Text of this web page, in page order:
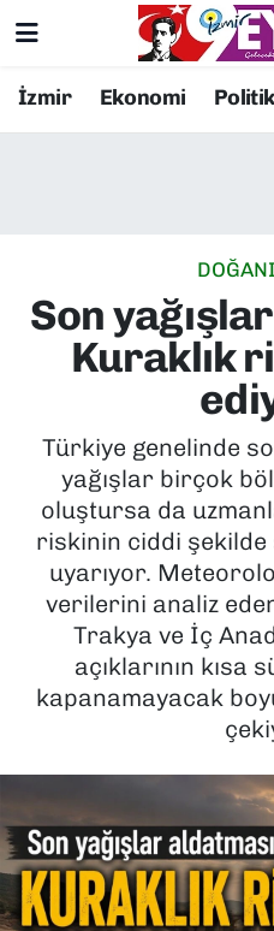
İzmir Ekonomi
Son
Kuraklık
Türkiye genelinde
yağışlar birçok
oluştursa da
riskinin ciddi
uyarıyor.
verilerini analiz
Trakya ve İç
açıklarının
kapanamayacak
Resmi İlanlar
EKONOMİ
KÜLTÜR SANAT
MAGAZİN
POLİTİKA
SAĞLIK
SPOR
TEKNOLOJİ
YEREL YÖNETİMLER
Konak Nöbetçi
Süper Lig Puan
Tüm Manşetler
Son Dakika
Haber Arşivi